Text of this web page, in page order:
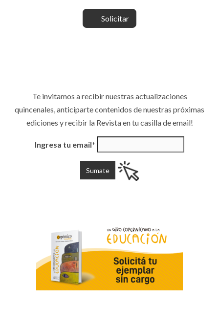
Solicitar
Te invitamos a recibir nuestras actualizaciones
quincenales, anticiparte contenidos de nuestras próximas
ediciones y recibir la Revista en tu casilla de email!
Ingresa tu email*